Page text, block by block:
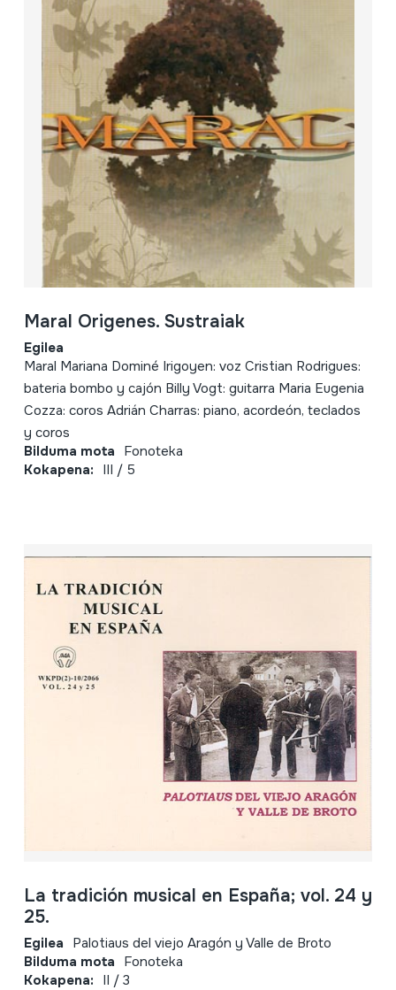
Maral Origenes. Sustraiak
Egilea
Maral Mariana Dominé Irigoyen: voz Cristian Rodrigues:
bateria bombo y cajón Billy Vogt: guitarra Maria Eugenia
Cozza: coros Adrián Charras: piano, acordeón, teclados
y coros
Bilduma mota Fonoteka
Kokapena: III / 5
La tradición musical en España; vol. 24 y
25.
Egilea Palotiaus del viejo Aragón y Valle de Broto
Bilduma mota Fonoteka
Kokapena: II / 3